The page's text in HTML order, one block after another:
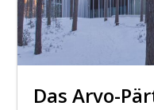
Das Arvo-